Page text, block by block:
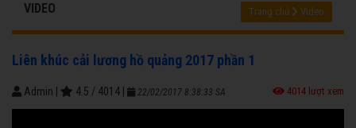
VIDEO Trang chủ Video
Liên khúc cải lương hồ quảng 2017 phần 1
Admin 4.5 / 4014 22/02/2017 8:38:33 SA 4014 lượt xem